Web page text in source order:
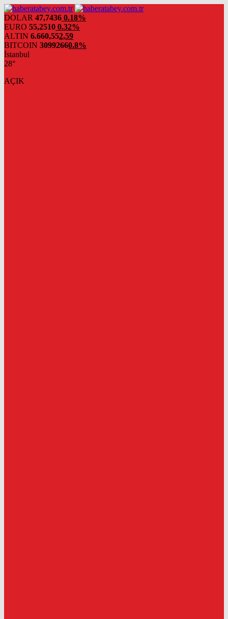
DOLAR 47,7436 0.18%
EURO 55,2510 0.32%
ALTIN 6.660,552,59
BITCOIN 30992660.8%
İstanbul
28°
AÇIK